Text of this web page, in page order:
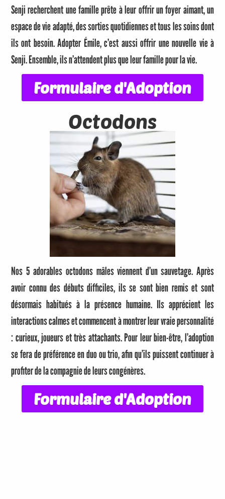
Senji recherchent une famille prête à leur offrir un foyer aimant, un
espace de vie adapté, des sorties quotidiennes et tous les soins dont
ils ont besoin. Adopter Émile, c’est aussi offrir une nouvelle vie à
Senji. Ensemble, ils n’attendent plus que leur famille pour la vie.
Formulaire d'Adoption
Octodons
Nos 5 adorables octodons mâles viennent d’un sauvetage. Après
avoir connu des débuts difficiles, ils se sont bien remis et sont
désormais habitués à la présence humaine. Ils apprécient les
interactions calmes et commencent à montrer leur vraie personnalité
: curieux, joueurs et très attachants. Pour leur bien-être, l’adoption
se fera de préférence en duo ou trio, afin qu’ils puissent continuer à
profiter de la compagnie de leurs congénères.
Formulaire d'Adoption